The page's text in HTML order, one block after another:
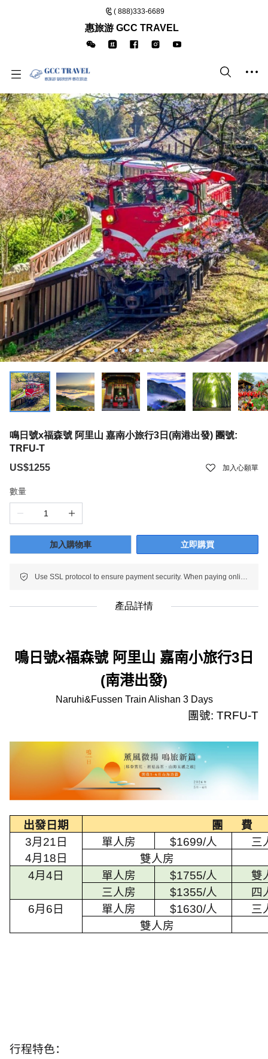
( 888)333-6689
惠旅游 GCC TRAVEL
鳴日號x福森號 阿里山 嘉南小旅行3日(南港出發) 團號:
TRFU-T
US$1255
加入心願單
數量
加入購物車 立即購買
Use SSL protocol to ensure payment security. When paying online, your payment information is protected.
產品詳情
鳴日號x福森號 阿里山 嘉南小旅行3 日
(南港出發)
Naruhi&Fussen Train Alishan 3 Days
團號: TRFU-T
出發日期 團
費
3月 21日
4月 18日
單人房 $1699/人
三
雙人房
4月 4日 單人房 $1755/人
雙
三人房
$1355/人
四
6月 6日 單人房 $1630/人
三
雙人房
行程特色：